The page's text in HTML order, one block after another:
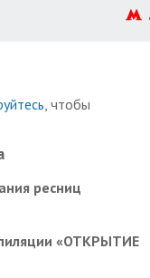
вам кардинально
, чтобы
ресниц
«ОТКРЫТИЕ